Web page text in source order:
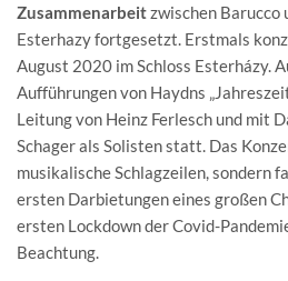
Zusammenarbeitzwischen Barucco
Esterhazy fortgesetzt. Erstmals
August 2020 im Schloss Esterházy.
Aufführungen von Haydns
Leitung von Heinz Ferlesch und mit
Schager als Solisten statt. Das
musikalische Schlagzeilen, sondern
ersten Darbietungen eines großen
ersten Lockdown der Covid-
Beachtung.